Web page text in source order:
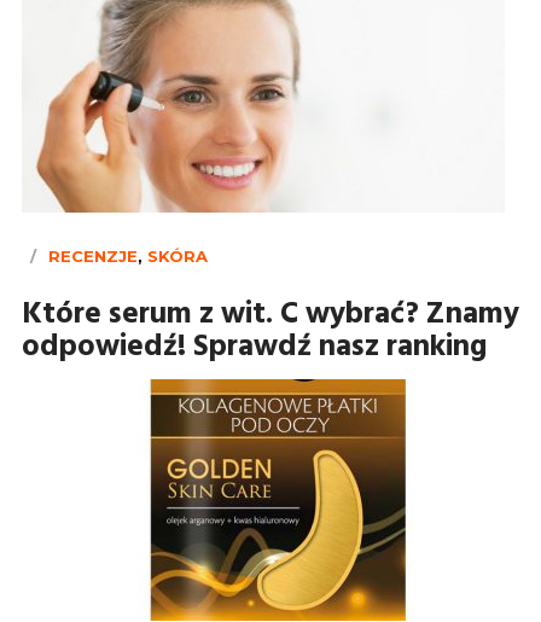
RECENZJE, SKÓRA
Które serum z wit. C wybrać? Znamy
odpowiedź! Sprawdź nasz ranking